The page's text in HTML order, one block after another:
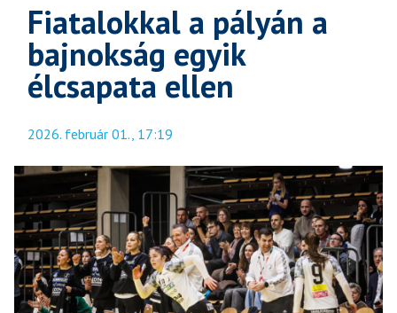
Fiatalokkal a pályán a
bajnokság egyik
élcsapata ellen
2026. február 01., 17:19